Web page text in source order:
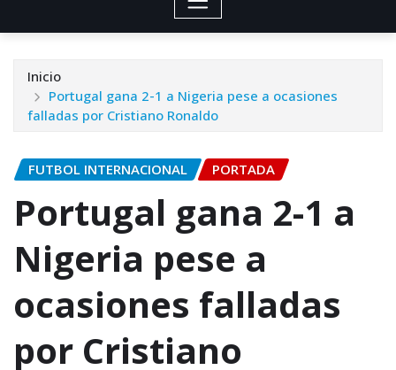
Inicio
Portugal gana 2-1 a Nigeria pese a ocasiones
falladas por Cristiano Ronaldo
FUTBOL INTERNACIONAL PORTADA
Portugal gana 2-1 a
Nigeria pese a
ocasiones falladas
por Cristiano